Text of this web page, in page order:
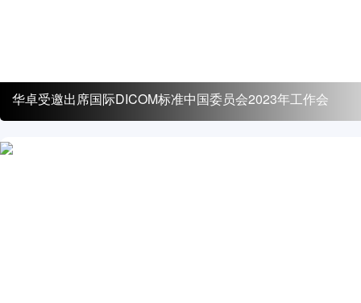
华卓受邀出席国际DICOM标准中国委员会2023年工作会